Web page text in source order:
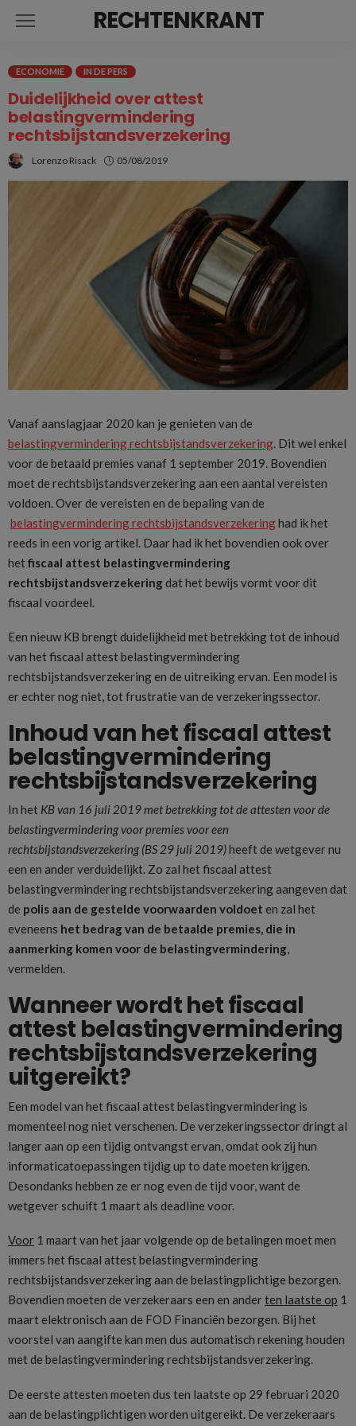
RECHTENKRANT
ECONOMIE IN DE PERS
Duidelijkheid over attest
belastingvermindering
rechtsbijstandsverzekering
Lorenzo Risack 05/08/2019
Vanaf aanslagjaar 2020 kan je genieten van de
belastingvermindering rechtsbijstandsverzekering . Dit wel enkel
voor de betaald premies vanaf 1 september 2019. Bovendien
moet de rechtsbijstandsverzekering aan een aantal vereisten
voldoen. Over de vereisten en de bepaling van de
belastingvermindering rechtsbijstandsverzekeringhad ik het
reeds in een vorig artikel. Daar had ik het bovendien ook over
hetfiscaal attest belastingvermindering
rechtsbijstandsverzekering dat het bewijs vormt voor dit
fiscaal voordeel.
Een nieuw KB brengt duidelijkheid met betrekking tot de inhoud
van het fiscaal attest belastingvermindering
rechtsbijstandsverzekering en de uitreiking ervan. Een model is
er echter nog niet, tot frustratie van de verzekeringssector.
Inhoud van het fiscaal attest
belastingvermindering
rechtsbijstandsverzekering
In het KB van 16 juli 2019 met betrekking tot de attesten voor de
belastingvermindering voor premies voor een
rechtsbijstandsverzekering (BS 29 juli 2019)heeft de wetgever nu
een en ander verduidelijkt. Zo zal het fiscaal attest
belastingvermindering rechtsbijstandsverzekering aangeven dat
de polis aan de gestelde voorwaarden voldoet en zal het
eveneens het bedrag van de betaalde premies, die in
aanmerking komen voor de belastingvermindering,
vermelden.
Wanneer wordt het fiscaal
attest belastingvermindering
rechtsbijstandsverzekering
uitgereikt?
Een model van het fiscaal attest belastingvermindering is
momenteel nog niet verschenen. De verzekeringssector dringt al
langer aan op een tijdig ontvangst ervan, omdat ook zij hun
informaticatoepassingen tijdig up to date moeten krijgen.
Desondanks hebben ze er nog even de tijd voor, want de
wetgever schuift 1 maart als deadline voor.
Voor 1 maart van het jaar volgende op de betalingen moet men
immers het fiscaal attest belastingvermindering
rechtsbijstandsverzekering aan de belastingplichtige bezorgen.
Bovendien moeten de verzekeraars een en anderten laatste op 1
maart elektronisch aan de FOD Financiën bezorgen. Bij het
voorstel van aangifte kan men dus automatisch rekening houden
met de belastingvermindering rechtsbijstandsverzekering.
De eerste attesten moeten dus ten laatste op 29 februari 2020
aan de belastingplichtigen worden uitgereikt. De verzekeraars